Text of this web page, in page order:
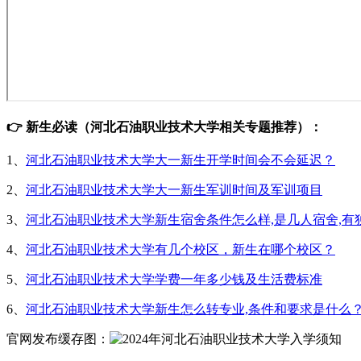
👉 新生必读（河北石油职业技术大学相关专题推荐）：
1、 河北石油职业技术大学大一新生开学时间会不会延迟？
2、 河北石油职业技术大学大一新生军训时间及军训项目
3、 河北石油职业技术大学新生宿舍条件怎么样,是几人宿舍,有
4、 河北石油职业技术大学有几个校区，新生在哪个校区？
5、 河北石油职业技术大学学费一年多少钱及生活费标准
6、 河北石油职业技术大学新生怎么转专业,条件和要求是什么？
官网发布缓存图：